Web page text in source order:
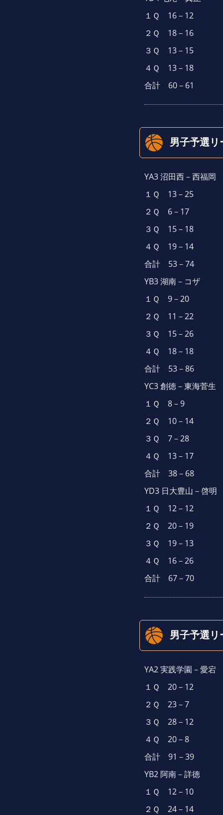
１Ｑ 16－12
２Ｑ 18－16
３Ｑ 13－15
４Ｑ 13－18
合計 60－61
男子予選
YA3 沼田西－西福岡
１Ｑ 13－25
２Ｑ 6－17
３Ｑ 15－18
４Ｑ 19－14
合計 53－74
YB3 湖南－コザ
１Ｑ 9－20
２Ｑ 11－22
３Ｑ 15－26
４Ｑ 18－18
合計 53－86
YC3 創徳－東海菅生
１Ｑ 8－9
２Ｑ 10－14
３Ｑ 7－28
４Ｑ 13－17
合計 38－68
YD3 日大豊山－啓明
１Ｑ 12－12
２Ｑ 20－19
３Ｑ 19－13
４Ｑ 16－26
合計 67－70
男子予選
YA2 実践学園－愛宕
１Ｑ 20－12
２Ｑ 23－7
３Ｑ 28－12
４Ｑ 20－8
合計 91－39
YB2 阿南－詳徳
１Ｑ 12－10
２Ｑ 24－14